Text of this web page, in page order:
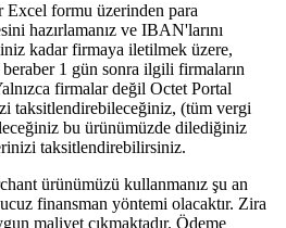
Excel formu üzerinden para
hazırlamanız ve IBAN'larını
kadar firmaya iletilmek üzere,
1 gün sonra ilgili firmaların
firmalar değil Octet Portal
taksitlendirebileceğiniz, (tüm vergi
bu ürünümüzde dilediğiniz
taksitlendirebilirsiniz.
ürünümüzü kullanmanız şu an
finansman yöntemi olacaktır. Zira
maliyet çıkmaktadır. Ödeme